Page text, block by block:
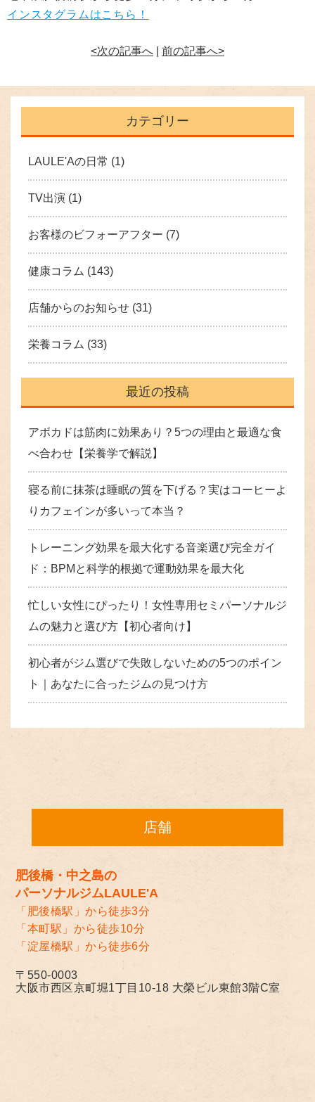
インスタグラムはこちら！
<次の記事へ 前の記事へ>
カテゴリー
LAULE'Aの日常 (1)
TV出演 (1)
お客様のビフォーアフター (7)
健康コラム (143)
店舗からのお知らせ (31)
栄養コラム (33)
最近の投稿
アボカドは筋肉に効果あり？5つの理由と最適な食
べ合わせ【栄養学で解説】
寝る前に抹茶は睡眠の質を下げる？実はコーヒーよ
りカフェインが多いって本当？
トレーニング効果を最大化する音楽選び完全ガイ
ド：BPMと科学的根拠で運動効果を最大化
忙しい女性にぴったり！女性専用セミパーソナルジ
ムの魅力と選び方【初心者向け】
初心者がジム選びで失敗しないための5つのポイン
ト｜あなたに合ったジムの見つけ方
店舗
肥後橋・中之島の
パーソナルジムLAULE'A
「肥後橋駅」から徒歩3分
「本町駅」から徒歩10分
「淀屋橋駅」から徒歩6分
〒550-0003
大阪市西区京町堀1丁目10-18 大榮ビル東館3階C室